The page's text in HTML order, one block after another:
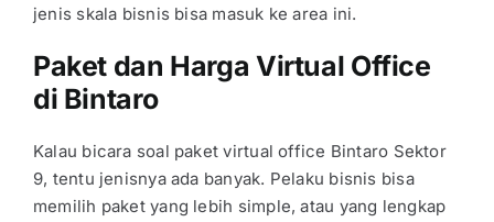
jenis skala bisnis bisa masuk ke area ini.
Paket dan Harga Virtual Office
di Bintaro
Kalau bicara soal paketvirtual office Bintaro Sektor
9, tentu jenisnya ada banyak. Pelaku bisnis bisa
memilih paket yang lebih simple, atau yang lengkap